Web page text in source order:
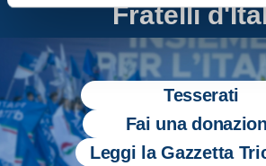
Fratelli
Tesserati
Fai una
Leggi la Gazzetta